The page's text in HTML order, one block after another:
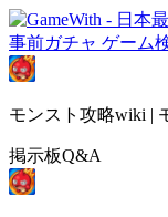
事前ガチャ ゲーム
モンスト攻略wiki |
掲示板Q&A